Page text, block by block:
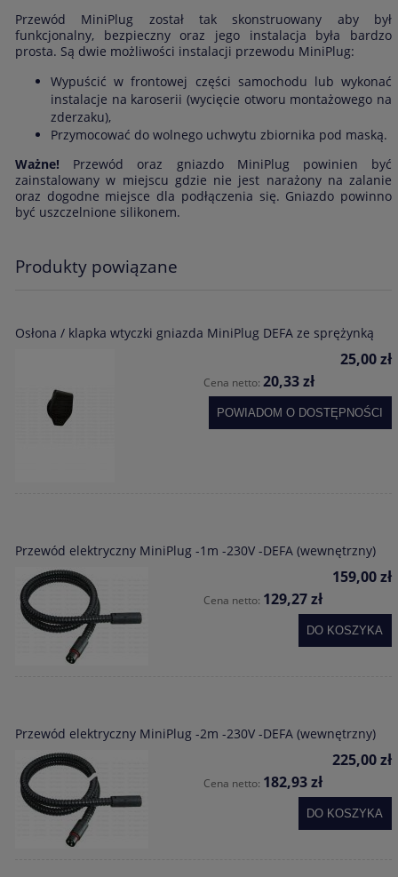
Przewód MiniPlug został tak skonstruowany aby był
funkcjonalny, bezpieczny oraz jego instalacja była bardzo
prosta. Są dwie możliwości instalacji przewodu MiniPlug:
Wypuścić w frontowej części samochodu lub wykonać
instalacje na karoserii (wycięcie otworu montażowego na
zderzaku),
Przymocować do wolnego uchwytu zbiornika pod maską.
Ważne! Przewód oraz gniazdo MiniPlug powinien być
zainstalowany w miejscu gdzie nie jest narażony na zalanie
oraz dogodne miejsce dla podłączenia się. Gniazdo powinno
być uszczelnione silikonem.
Produkty powiązane
Osłona / klapka wtyczki gniazda MiniPlug DEFA ze sprężynką
25,00 zł
Cena netto: 20,33 zł
POWIADOM O DOSTĘPNOŚCI
Przewód elektryczny MiniPlug -1m -230V -DEFA (wewnętrzny)
159,00 zł
Cena netto: 129,27 zł
DO KOSZYKA
Przewód elektryczny MiniPlug -2m -230V -DEFA (wewnętrzny)
225,00 zł
Cena netto: 182,93 zł
DO KOSZYKA